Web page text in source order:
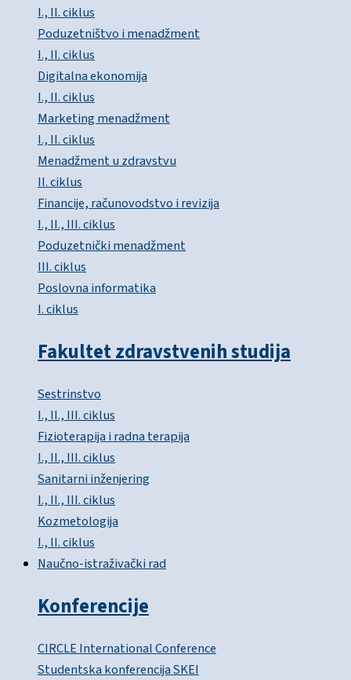
I., II. ciklus
Poduzetništvo i menadžment
I., II. ciklus
Digitalna ekonomija
I., II. ciklus
Marketing menadžment
I., II. ciklus
Menadžment u zdravstvu
II. ciklus
Financije, računovodstvo i revizija
I., II., III. ciklus
Poduzetnički menadžment
III. ciklus
Poslovna informatika
I. ciklus
Fakultet zdravstvenih studija
Sestrinstvo
I., II., III. ciklus
Fizioterapija i radna terapija
I., II., III. ciklus
Sanitarni inženjering
I., II., III. ciklus
Kozmetologija
I., II. ciklus
Naučno-istraživački rad
Konferencije
CIRCLE International Conference
Studentska konferencija SKEI